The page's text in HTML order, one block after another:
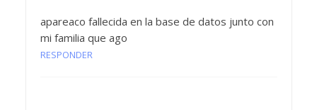
apareaco fallecida en la base de datos junto con
mi familia que ago
RESPONDER